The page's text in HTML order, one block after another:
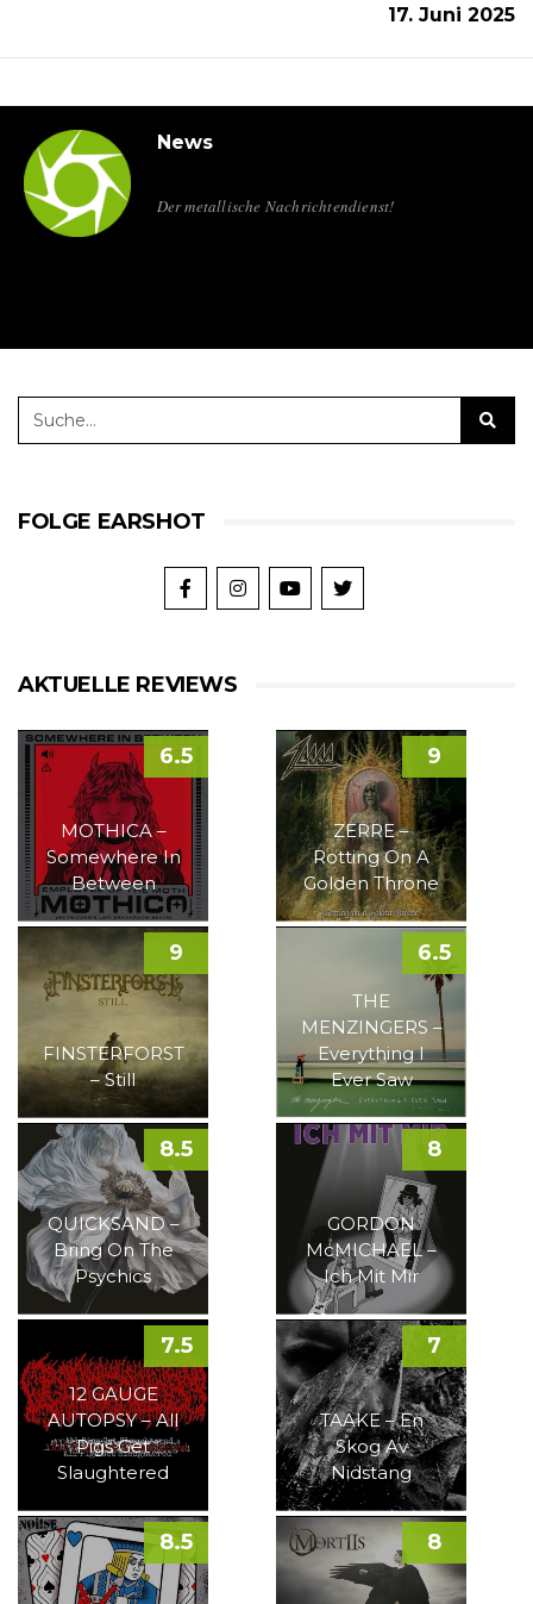
17. Juni 2025
News
Der metallische Nachrichtendienst!
FOLGE EARSHOT
AKTUELLE REVIEWS
MOTHICA –
Somewhere In
Between
6.5
ZERRE –
Rotting On A
Golden Throne
9
FINSTERFORST
– Still
9
THE
MENZINGERS –
Everything I
Ever Saw
6.5
QUICKSAND –
Bring On The
Psychics
8.5
GORDON
McMICHAEL –
Ich Mit Mir
8
12 GAUGE
AUTOPSY – All
Pigs Get
Slaughtered
7.5
TAAKE – En
Skog Av
Nidstang
7
8.5 8